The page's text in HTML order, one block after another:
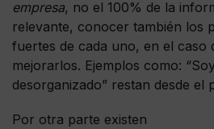
empresa, no el 100% de la
relevante, conocer también los
fuertes de cada uno, en el caso
mejorarlos. Ejemplos como:
desorganizado” restan desde el
Por otra parte existen